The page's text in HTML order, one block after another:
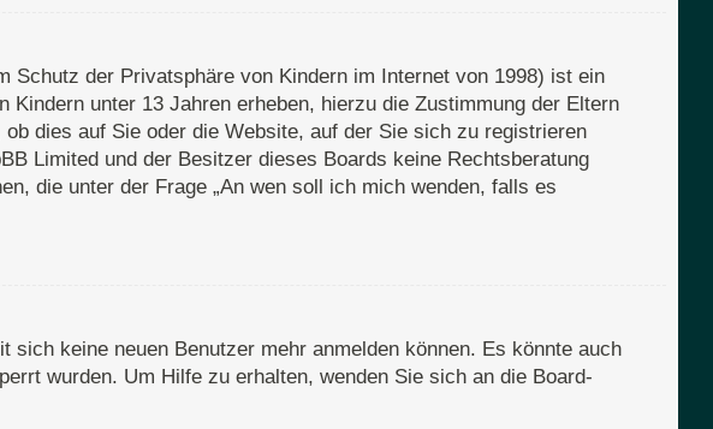
Schutz der Privatsphäre von Kindern im Internet von 1998) ist ein
unter 13 Jahren erheben, hierzu die Zustimmung der Eltern
dies auf Sie oder die Website, auf der Sie sich zu registrieren
Limited und der Besitzer dieses Boards keine Rechtsberatung
die unter der Frage „An wen soll ich mich wenden, falls es
keine neuen Benutzer mehr anmelden können. Es könnte auch
wurden. Um Hilfe zu erhalten, wenden Sie sich an die Board-